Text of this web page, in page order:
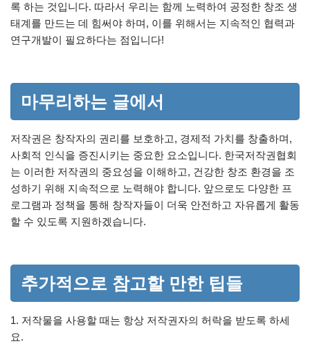
록 하는 것입니다. 따라서 우리는 함께 노력하여 공정한 창조 생
태계를 만드는 데 힘써야 하며, 이를 위해서는 지속적인 협력과
연구개발이 필요하다는 점입니다!
마무리하는 글에서
저작권은 창작자의 권리를 보호하고, 경제적 가치를 창출하며,
사회적 인식을 증진시키는 중요한 요소입니다. 한국저작권협회
는 이러한 저작권의 중요성을 이해하고, 건강한 창조 환경을 조
성하기 위해 지속적으로 노력해야 합니다. 앞으로도 다양한 프
로그램과 정책을 통해 창작자들이 더욱 안전하고 자유롭게 활동
할 수 있도록 지원하겠습니다.
추가적으로 참고할 만한 팁들
1. 저작물을 사용할 때는 항상 저작권자의 허락을 받도록 하세
요.